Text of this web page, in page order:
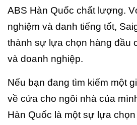
ABS Hàn Quốc chất lượng.
nghiệm và danh tiếng tốt,
thành sự lựa chọn hàng đầu
và doanh nghiệp.
Nếu bạn đang tìm kiếm một
về cửa cho ngôi nhà của
Hàn Quốc là một sự lựa